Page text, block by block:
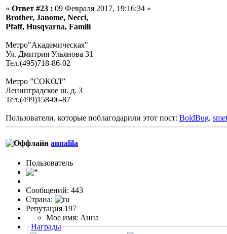
« Ответ #23 : 09 Февраля 2017, 19:16:34 »
Brother, Janome, Necci,
Pfaff, Husqvarna, Famili
Метро"Академическая"
Ул. Дмитрия Ульянова 31
Тел.(495)718-86-02
Метро ”СОКОЛ”
Ленинградское ш. д. 3
Тел.(499)158-06-87
Пользователи, которые поблагодарили этот пост: BoldBug,
annalila
Пользовaтeль
Сообщений: 443
Страна:
Репутация 197
Мое имя: Анна
Награды